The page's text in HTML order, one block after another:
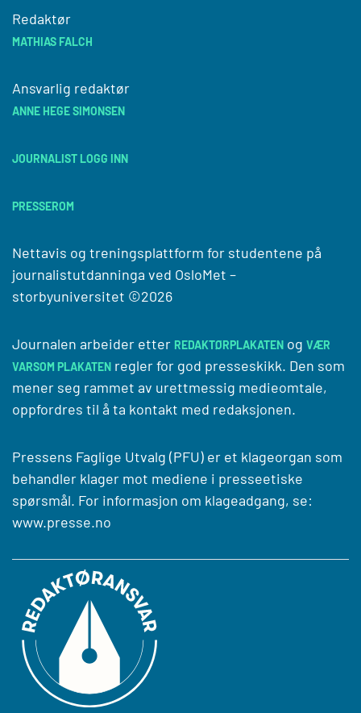
Redaktør
MATHIAS FALCH
Ansvarlig redaktør
ANNE HEGE SIMONSEN
JOURNALIST LOGG INN
PRESSEROM
Nettavis og treningsplattform for studentene på
journalistutdanninga ved OsloMet –
storbyuniversitet ©2026
Journalen arbeider etter REDAKTØRPLAKATEN og VÆR
VARSOM PLAKATEN regler for god presseskikk. Den som
mener seg rammet av urettmessig medieomtale,
oppfordres til å ta kontakt med redaksjonen.
Pressens Faglige Utvalg (PFU) er et klageorgan som
behandler klager mot mediene i presseetiske
spørsmål. For informasjon om klageadgang, se:
www.presse.no